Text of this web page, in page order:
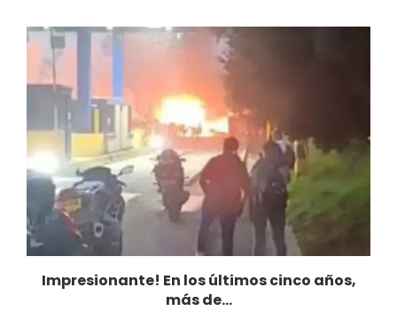
Impresionante! En los últimos cinco años,
más de...